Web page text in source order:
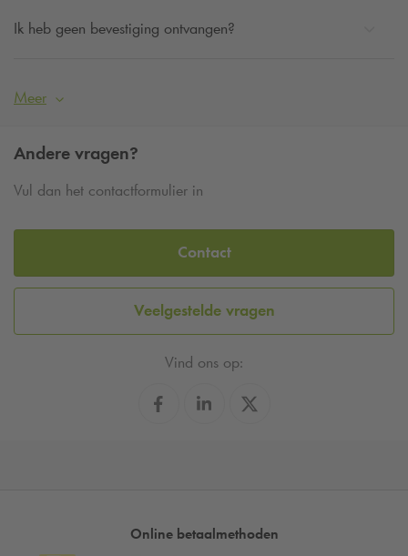
Ik heb geen bevestiging ontvangen?
Meer
Andere vragen?
Vul dan het contactformulier in
Contact
Veelgestelde vragen
Vind ons op:
Online betaalmethoden